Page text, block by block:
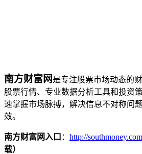
南方财富网 是专注股票市场动态的
股票行情、专业数据分析工具和投资
速掌握市场脉搏，解决信息不对称问
效。
南方财富网入口 ： http://
载）